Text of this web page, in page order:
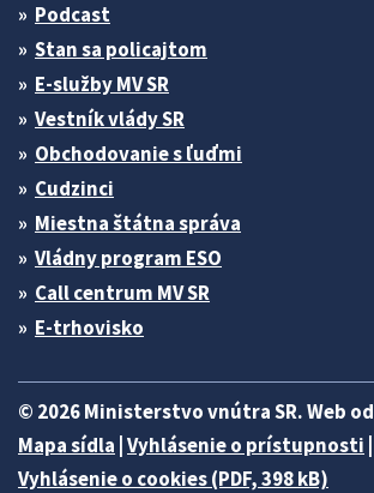
Podcast
Stan sa policajtom
E-služby MV SR
Vestník vlády SR
Obchodovanie s ľuďmi
Cudzinci
Miestna štátna správa
Vládny program ESO
Call centrum MV SR
E-trhovisko
© 2026 Ministerstvo vnútra SR. Web od
Mapa sídla Vyhlásenie o prístupnosti
Vyhlásenie o cookies (PDF, 398 kB)